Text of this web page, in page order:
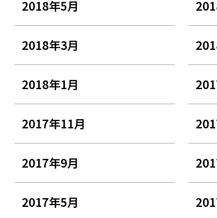
2018年5月
2018年3月
2018年1月
2017年11月
2017年9月
2017年5月